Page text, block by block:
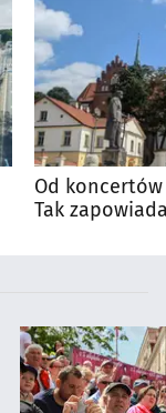
Od
Tak